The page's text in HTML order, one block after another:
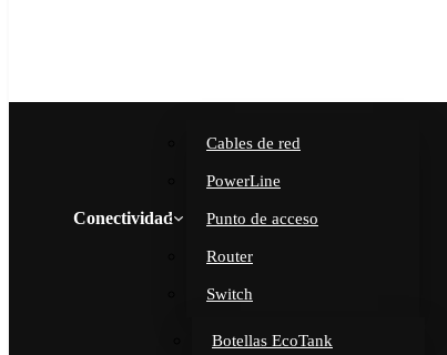
Conectividad
Cables de red
PowerLine
Punto de acceso
Router
Switch
Botellas EcoTank